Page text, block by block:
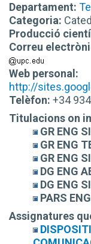
Departament:
Categoria:
Producció
Correu
Web personal:
http://
Telèfon: +34
Titulacions on
GR ENG
GR ENG
GR ENG
DG ENG
DG ENG
PARS
Assignatures